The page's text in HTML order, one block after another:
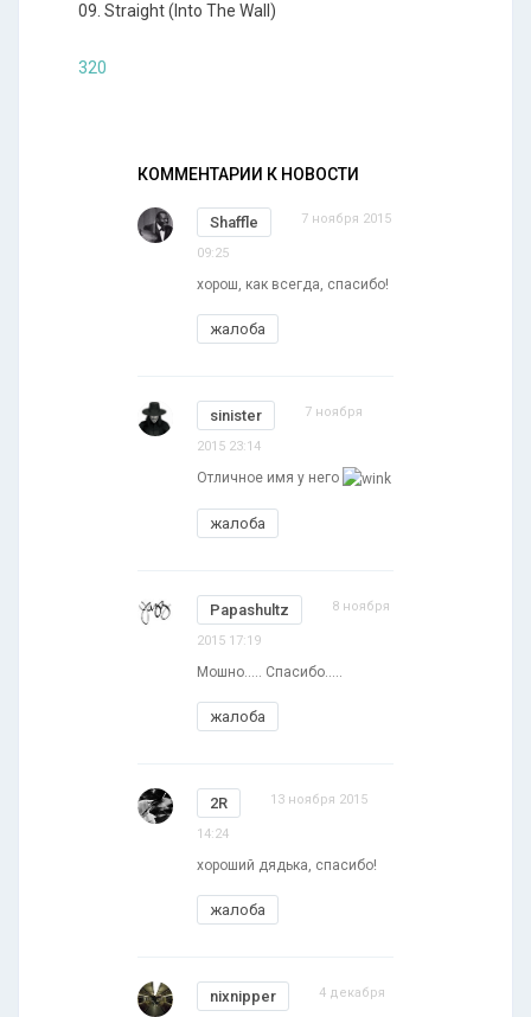
09. Straight (Into The Wall)
320
КОММЕНТАРИИ К НОВОСТИ
Shaffle 7 ноября 2015
09:25
хорош, как всегда, спасибо!
жалоба
sinister 7 ноября
2015 23:14
Отличное имя у него
жалоба
Papashultz 8 ноября
2015 17:19
Мошно..... Спасибо.....
жалоба
2R 13 ноября 2015
14:24
хороший дядька, спасибо!
жалоба
nixnipper 4 декабря